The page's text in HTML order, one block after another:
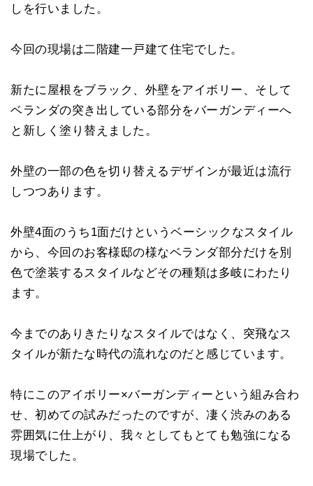
しを行いました。
今回の現場は二階建一戸建て住宅でした。
新たに屋根をブラック、外壁をアイボリー、そして
ベランダの突き出している部分をバーガンディーへ
と新しく塗り替えました。
外壁の一部の色を切り替えるデザインが最近は流行
しつつあります。
外壁4面のうち1面だけというベーシックなスタイル
から、今回のお客様邸の様なベランダ部分だけを別
色で塗装するスタイルなどその種類は多岐にわたり
ます。
今までのありきたりなスタイルではなく、突飛なス
タイルが新たな時代の流れなのだと感じています。
特にこのアイボリー×バーガンディーという組み合わ
せ、初めての試みだったのですが、凄く渋みのある
雰囲気に仕上がり、我々としてもとても勉強になる
現場でした。